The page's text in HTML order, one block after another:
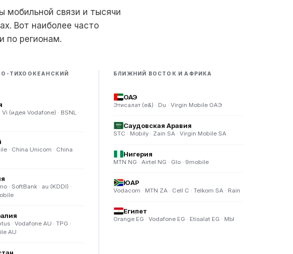
мобильной связи и тысячи
Вот наиболее часто
по регионам.
ТИХООКЕАНСКИЙ
Vi (идея Vodafone) · BSNL ·
· China Unicom · China
· SoftBank · au (KDDI) ·
· Vodafone AU · TPG ·
AU
БЛИЖНИЙ ВОСТОК И АФРИКА
ОАЭ
Этисалат (e&) · Du · Virgin Mobile ОАЭ
Саудовская Аравия
STC · Mobily · Zain SA · Virgin Mobile SA
Нигерия
MTN NG · Airtel NG · Glo · 9mobile
ЮАР
Vodacom · MTN ZA · Cell C · Telkom SA · Rain
Египет
Orange EG · Vodafone EG · Etisalat EG · МЫ